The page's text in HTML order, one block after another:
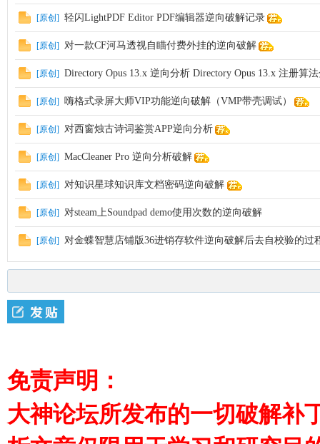
[原创] 轻闪LightPDF Editor PDF编辑器逆向破解记录
[原创] 对一款CF河马透视自瞄付费外挂的逆向破解
[原创] Directory Opus 13.x 逆向分析 Directory Opus 13.x 注册算
[原创] 嗨格式录屏大师VIP功能逆向破解（VMP带壳调试）
[原创] 对西窗烛古诗词鉴赏APP逆向分析
[原创] MacCleaner Pro 逆向分析破解
[原创] 对知识星球知识库文档密码逆向破解
[原创] 对steam上Soundpad demo使用次数的逆向破解
[原创] 对金蝶智慧店铺版36进销存软件逆向破解后去自校验的过
免责声明：
大神论坛所发布的一切破解补